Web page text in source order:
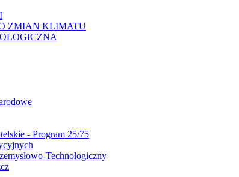
ZMIAN KLIMATU
- Program 25/75
Technologiczny